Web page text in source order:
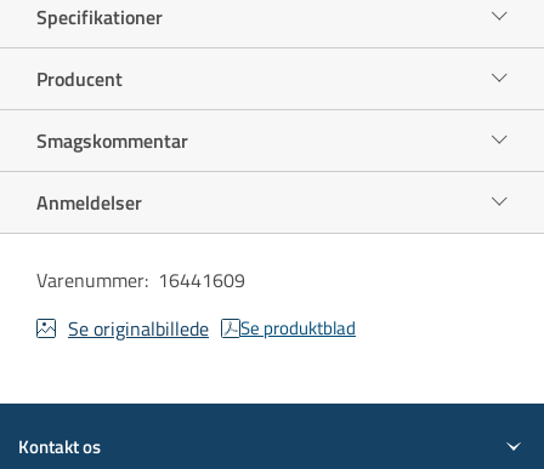
Specifikationer
Producent
Smagskommentar
Anmeldelser
Varenummer: 16441609
Se originalbillede
Se produktblad
Kontakt os